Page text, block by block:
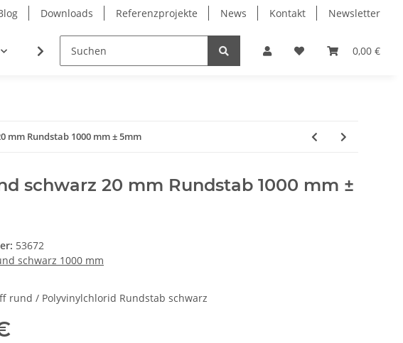
Downloads Referenzprojekte News Kontakt Newsletter
0,00 €
Elektro Lagertechnik Lineartechnik
mm Rundstab 1000 mm ± 5mm
schwarz 20 mm Rundstab 1000 mm ±
53672
schwarz 1000 mm
rund / Polyvinylchlorid Rundstab schwarz